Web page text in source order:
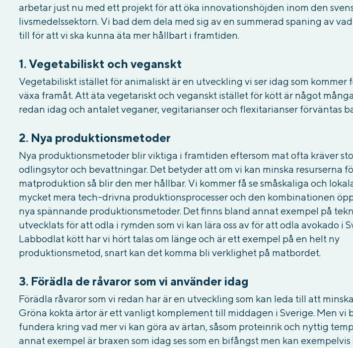
arbetar just nu med ett projekt för att öka innovationshöjden inom den
livsmedelssektorn. Vi bad dem dela med sig av en summerad spaning av
till för att vi ska kunna äta mer hållbart i framtiden.
1. Vegetabiliskt och veganskt
Vegetabiliskt istället för animaliskt är en utveckling vi ser idag som kommer
växa framåt. Att äta vegetariskt och veganskt istället för kött är något
redan idag och antalet veganer, vegitarianser och flexitarianser förväntas
2. Nya produktionsmetoder
Nya produktionsmetoder blir viktiga i framtiden eftersom mat ofta kräver
odlingsytor och bevattningar. Det betyder att om vi kan minska resurserna
matproduktion så blir den mer hållbar. Vi kommer få se småskaliga och
mycket mera tech-drivna produktionsprocesser och den kombinationen
nya spännande produktionsmetoder. Det finns bland annat exempel på
utvecklats för att odla i rymden som vi kan lära oss av för att odla avokado i
Labbodlat kött har vi hört talas om länge och är ett exempel på en helt ny
produktionsmetod, snart kan det komma bli verklighet på matbordet.
3. Förädla de råvaror som vi använder idag
Förädla råvaror som vi redan har är en utveckling som kan leda till att
Gröna kokta ärtor är ett vanligt komplement till middagen i Sverige. Men vi
fundera kring vad mer vi kan göra av ärtan, såsom proteinrik och nyttig
annat exempel är braxen som idag ses som en bifångst men kan